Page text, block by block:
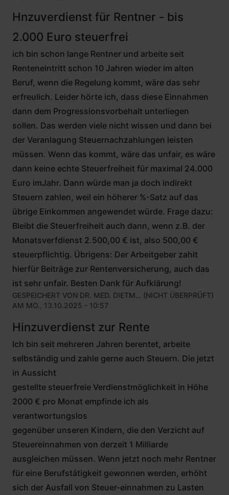
Hnzuverdienst für Rentner - bis
2.000 Euro steuerfrei
ich bin schon lange Rentner und arbeite seit
Renteneintritt schon 10 Jahren wieder im alten
Beruf, wenn die Regelung kommt, wäre das sehr
erfreulich. Leider hörte ich, dass diese Einnahmen
dann dem Progressionsvorbehalt unterliegen
sollen. Das werden viele nicht wissen und dann bei
der Veranlagung Steuernachzahlungen leisten
müssen. Wenn das kommt, wäre das unfair, es wäre
dann keine echte Steuerfreiheit für maximal 24.000
Euro imJahr. Dann würde man ja doch indirekt
Steuern zahlen, weil ein höherer %-Satz auf das
übrige Einkommen angewendet würde. Frage dazu:
Bleibt die Steuerfreiheit auch dann, wenn z.B. der
Monatsverfdienst 2.500,00 € ist, also 500,00 €
steuerpflichtig. Übrigens: Der Arbeitgeber zahlt
hierfür Beiträge zur Rentenversicherung, auch das
ist sehr unfair. Besten Dank für Aufklärung!
GESPEICHERT VON DR. MED. DIETM… (NICHT ÜBERPRÜFT)
AM MO., 13.10.2025 - 10:57
Hinzuverdienst zur Rente
Ich bin seit mehreren Jahren berentet, arbeite
selbständig und zahle gerne auch Steuern. Die jetzt
in Aussicht
gestellte steuerfreie Verdienstmöglichkeit in Höhe
2000 € pro Monat empfinde ich als
verantwortungslos
gegenüber unseren Kindern, die den Verzicht auf
Steuereinnahmen von derzeit 1 Milliarde
ausgleichen müssen. Wenn jetzt noch mehr Rentner
für eine Berufstätigkeit gewonnen werden, erhöht
sich der Ausfall von Steuer-einnahmen zu Lasten